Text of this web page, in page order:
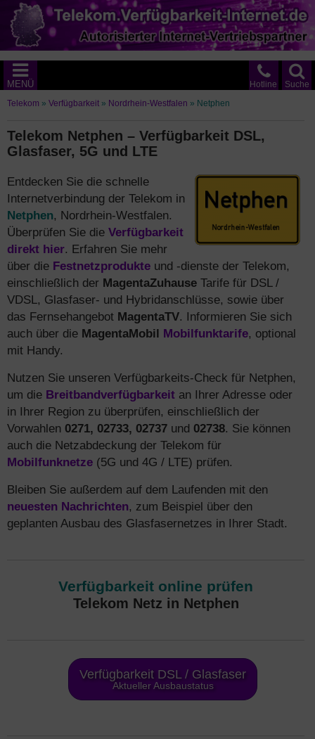
Suche
Hotline
MENÜ
Telekom » Verfügbarkeit » Nordrhein-Westfalen » Netphen
Telekom Netphen – Verfügbarkeit DSL,
Glasfaser, 5G und LTE
Entdecken Sie die schnelle
Internetverbindung der Telekom in
Netphen, Nordrhein-Westfalen.
Überprüfen Sie die Verfügbarkeit
direkt hier. Erfahren Sie mehr
über die Festnetzprodukte und -dienste der Telekom,
einschließlich der MagentaZuhause Tarife für DSL /
VDSL, Glasfaser- und Hybridanschlüsse, sowie über
das Fernsehangebot MagentaTV. Informieren Sie sich
auch über die MagentaMobil Mobilfunktarife, optional
mit Handy.
Nutzen Sie unseren Verfügbarkeits-Check für Netphen,
um die Breitbandverfügbarkeit an Ihrer Adresse oder
in Ihrer Region zu überprüfen, einschließlich der
Vorwahlen 0271, 02733, 02737 und 02738. Sie können
auch die Netzabdeckung der Telekom für
Mobilfunknetze (5G und 4G / LTE) prüfen.
Bleiben Sie außerdem auf dem Laufenden mit den
neuesten Nachrichten, zum Beispiel über den
geplanten Ausbau des Glasfasernetzes in Ihrer Stadt.
Verfügbarkeit online prüfen
Telekom Netz in Netphen
Verfügbarkeit DSL / Glasfaser
Aktueller Ausbaustatus